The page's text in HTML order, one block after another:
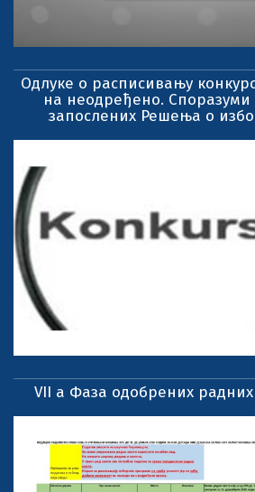
Одлуке о расписивању
на неодређено.
запослених Решења о
VII a Фаза одобрених радних